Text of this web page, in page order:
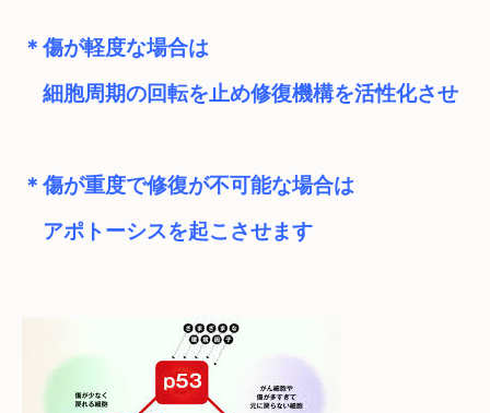
＊傷が軽度な場合は
＊傷が重度で修復が不可能な場合は
アポトーシスを起こさせます